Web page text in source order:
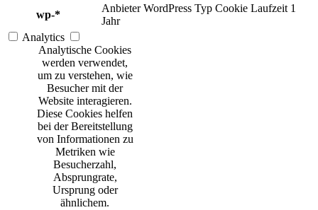
wp-*
Anbieter WordPress Typ Cookie Laufzeit 1
Jahr
Analytics
Analytische Cookies
werden verwendet,
um zu verstehen, wie
Besucher mit der
Website interagieren.
Diese Cookies helfen
bei der Bereitstellung
von Informationen zu
Metriken wie
Besucherzahl,
Absprungrate,
Ursprung oder
ähnlichem.